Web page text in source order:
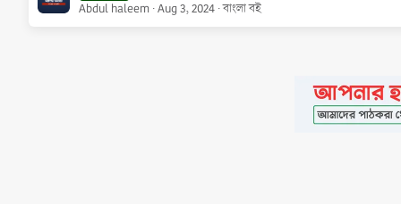
Abdul haleem Aug 3, 2024 বাংলা বই